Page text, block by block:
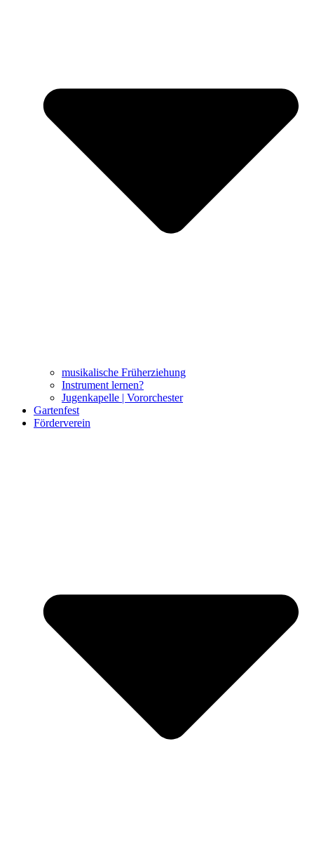
musikalische Früherziehung
Instrument lernen?
Jugenkapelle | Vororchester
Gartenfest
Förderverein